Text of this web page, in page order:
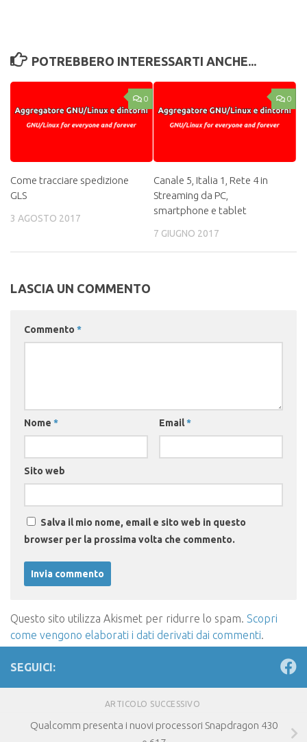
POTREBBERO INTERESSARTI ANCHE...
0
Come tracciare spedizione
GLS
3 AGOSTO 2017
0
Canale 5, Italia 1, Rete 4 in
Streaming da PC,
smartphone e tablet
7 GIUGNO 2017
LASCIA UN COMMENTO
Commento *
Nome * Email*
Sito web
Salva il mio nome, email e sito web in questo
browser per la prossima volta che commento.
Questo sito utilizza Akismet per ridurre lo spam. Scopri
come vengono elaborati i dati derivati dai commenti.
SEGUICI:
ARTICOLO SUCCESSIVO
Qualcomm presenta i nuovi processori Snapdragon 430